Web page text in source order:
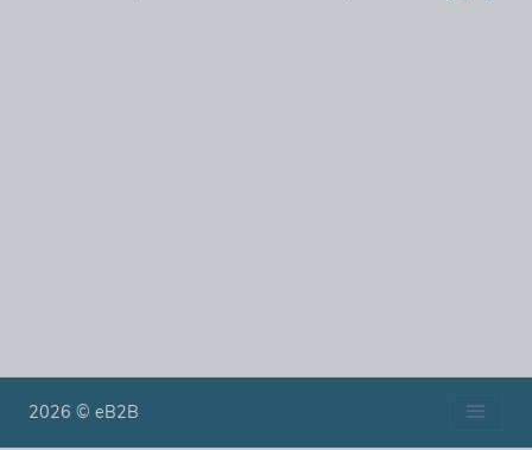
2026 © eB2B